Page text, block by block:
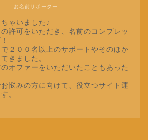
お名前サポーター
ゃいました♪
許可をいただき、名前のコンプレッ
２００名以上のサポートやそのほか
きました。
オファーをいただいたこともあった
悩みの方に向けて、役立つサイト運
。